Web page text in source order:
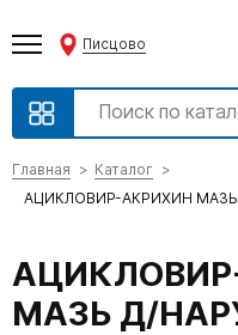
Писцово
Главная
Каталог
АЦИКЛОВИР-АКРИХИН МАЗЬ
МАЗЬ Д/